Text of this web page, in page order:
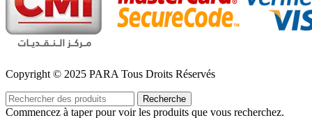
Copyright © 2025 PARA Tous Droits Réservés
Recherche
Commencez à taper pour voir les produits que vous recherchez.